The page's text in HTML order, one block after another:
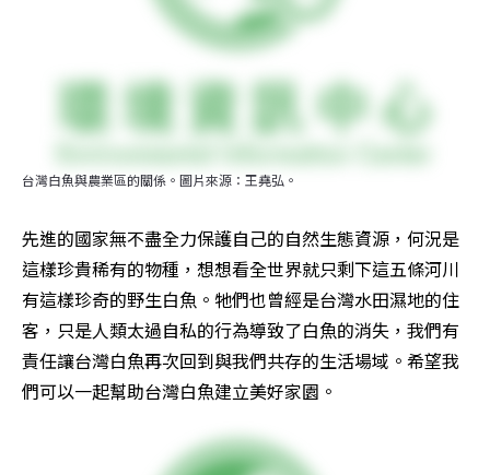
台灣白魚與農業區的關係。圖片來源：王堯弘。
先進的國家無不盡全力保護自己的自然生態資源，何況是
這樣珍貴稀有的物種，想想看全世界就只剩下這五條河川
有這樣珍奇的野生白魚。牠們也曾經是台灣水田濕地的住
客，只是人類太過自私的行為導致了白魚的消失，我們有
責任讓台灣白魚再次回到與我們共存的生活場域。希望我
們可以一起幫助台灣白魚建立美好家園。